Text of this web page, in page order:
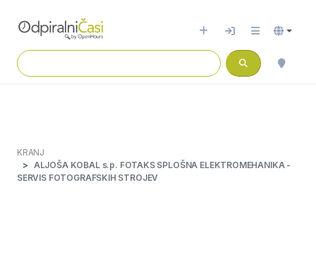
KRANJ
ALJOŠA KOBAL s.p. FOTAKS SPLOŠNA ELEKTROMEHANIKA -
SERVIS FOTOGRAFSKIH STROJEV